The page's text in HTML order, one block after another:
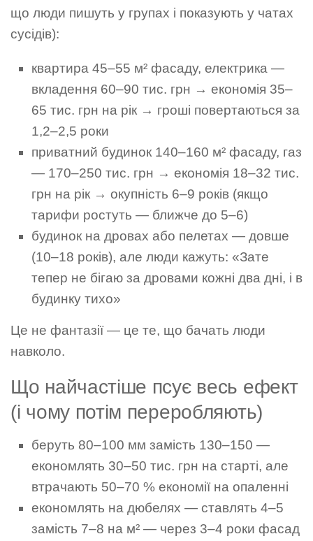
що люди пишуть у групах і показують у чатах
сусідів):
квартира 45–55 м² фасаду, електрика —
вкладення 60–90 тис. грн → економія 35–
65 тис. грн на рік → гроші повертаються за
1,2–2,5 роки
приватний будинок 140–160 м² фасаду, газ
— 170–250 тис. грн → економія 18–32 тис.
грн на рік → окупність 6–9 років (якщо
тарифи ростуть — ближче до 5–6)
будинок на дровах або пелетах — довше
(10–18 років), але люди кажуть: «Зате
тепер не бігаю за дровами кожні два дні, і в
будинку тихо»
Це не фантазії — це те, що бачать люди
навколо.
Що найчастіше псує весь ефект
(і чому потім переробляють)
беруть 80–100 мм замість 130–150 —
економлять 30–50 тис. грн на старті, але
втрачають 50–70 % економії на опаленні
економлять на дюбелях — ставлять 4–5
замість 7–8 на м² — через 3–4 роки фасад